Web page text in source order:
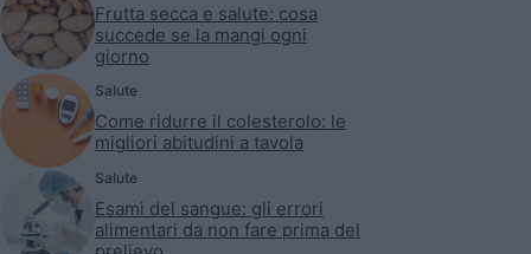
Frutta secca e salute: cosa
succede se la mangi ogni
giorno
Salute
Come ridurre il colesterolo: le
migliori abitudini a tavola
Salute
Esami del sangue: gli errori
alimentari da non fare prima del